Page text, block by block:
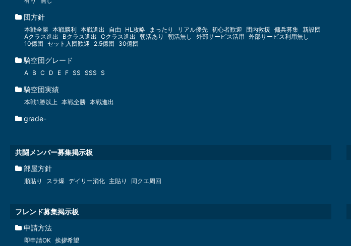
団方針
本戦全勝 本戦勝利 本戦進出 自由 HL攻略 まったり リアル優先 初心者歓迎 団内救援 傭兵募集 新設団
Aクラス進出
Bクラス進出 Cクラス進出 朝活あり 朝活無し 外部サービス活用 外部サービス利用無し
10億団 セット入団歓迎 2.5億団 30億団
騎空団グレード
A B C D E F SS SSS S
騎空団実績
本戦1勝以上 本戦全勝 本戦進出
grade-
共闘メンバー募集掲示板
部屋方針
順貼り スラ爆 デイリー消化 主貼り 同クエ周回
フレンド募集掲示板
申請方法
即申請OK 挨拶希望